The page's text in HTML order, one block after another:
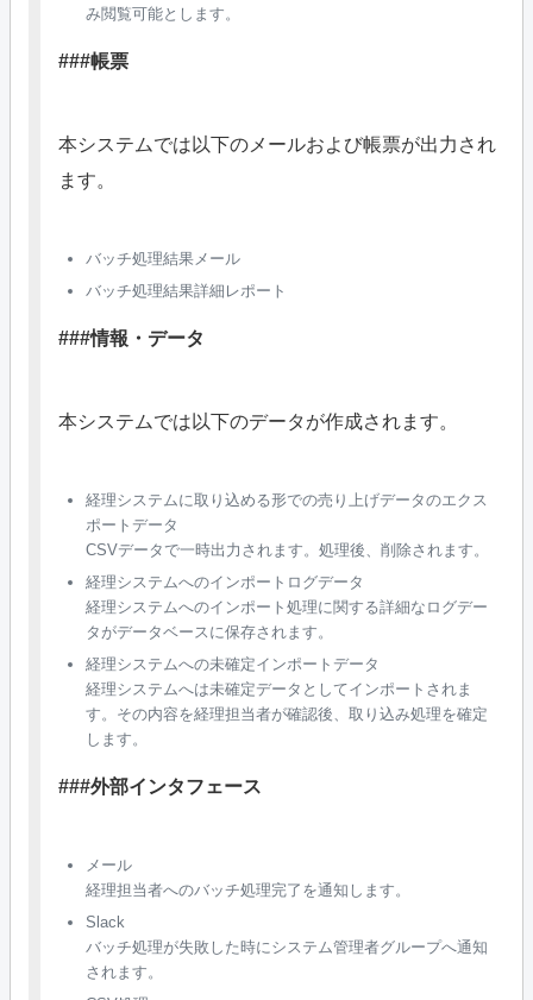
み閲覧可能とします。
###帳票
本システムでは以下のメールおよび帳票が出力され
ます。
バッチ処理結果メール
バッチ処理結果詳細レポート
###情報・データ
本システムでは以下のデータが作成されます。
経理システムに取り込める形での売り上げデータのエクス
ポートデータ
CSVデータで一時出力されます。処理後、削除されます。
経理システムへのインポートログデータ
経理システムへのインポート処理に関する詳細なログデー
タがデータベースに保存されます。
経理システムへの未確定インポートデータ
経理システムへは未確定データとしてインポートされま
す。その内容を経理担当者が確認後、取り込み処理を確定
します。
###外部インタフェース
メール
経理担当者へのバッチ処理完了を通知します。
Slack
バッチ処理が失敗した時にシステム管理者グループへ通知
されます。